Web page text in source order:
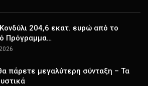
204,6 εκατ. ευρώ από το
Πρόγραμμα…
πάρετε μεγαλύτερη σύνταξη – Τα